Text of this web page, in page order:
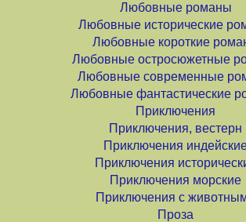
Любовные романы
Любовные исторические
Любовные короткие
Любовные остросюжетные
Любовные современные
Любовные фантастические
Приключения
Приключения, вестерн
Приключения
Приключения
Приключения морские
Приключения с
Проза